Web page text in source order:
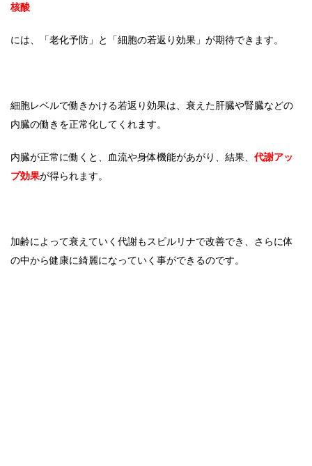
核酸
には、「老化予防」と「細胞の若返り効果」が期待できます。
細胞レベルで働きかける若返り効果は、衰えた肝臓や腎臓などの
内臓の働きを正常化してくれます。
内臓が正常に働くと、血流や身体機能があがり、結果、 代謝アッ
プ効果が得られます。
加齢によって衰えていく代謝もスピルリナで改善でき、さらに体
の中から健康に綺麗になっていく事ができるのです。